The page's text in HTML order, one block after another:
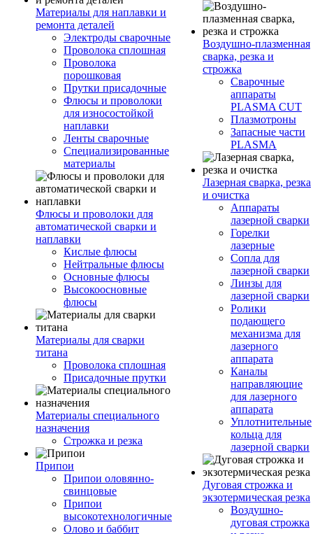
Материалы для наплавки и
ремонта деталей
Электроды сварочные
Проволока сплошная
Проволока
порошковая
Прутки присадочные
Флюсы и проволоки
для износостойкой
наплавки
Ленты сварочные
Специализированные
материалы
Флюсы и проволоки для
автоматической сварки и
наплавки
Кислые флюсы
Нейтральные флюсы
Основные флюсы
Высокоосновные
флюсы
Материалы для сварки
титана
Проволока сплошная
Присадочные прутки
Материалы специального
назначения
Строжка и резка
Припои
Припои оловянно-
свинцовые
Припои
высокотехнологичные
Олово и баббит
Воздушно-плазменная
сварка, резка и
строжка
Сварочные
аппараты
PLASMA CUT
Плазмотроны
Запасные части
PLASMA
Лазерная сварка, резка
и очистка
Аппараты
лазерной сварки
Горелки
лазерные
Сопла для
лазерной сварки
Линзы для
лазерной сварки
Ролики
подающего
механизма для
лазерного
аппарата
Каналы
направляющие
для лазерного
аппарата
Уплотнительные
кольца для
лазерной сварки
Дуговая строжка и
экзотермическая резка
Воздушно-
дуговая строжка